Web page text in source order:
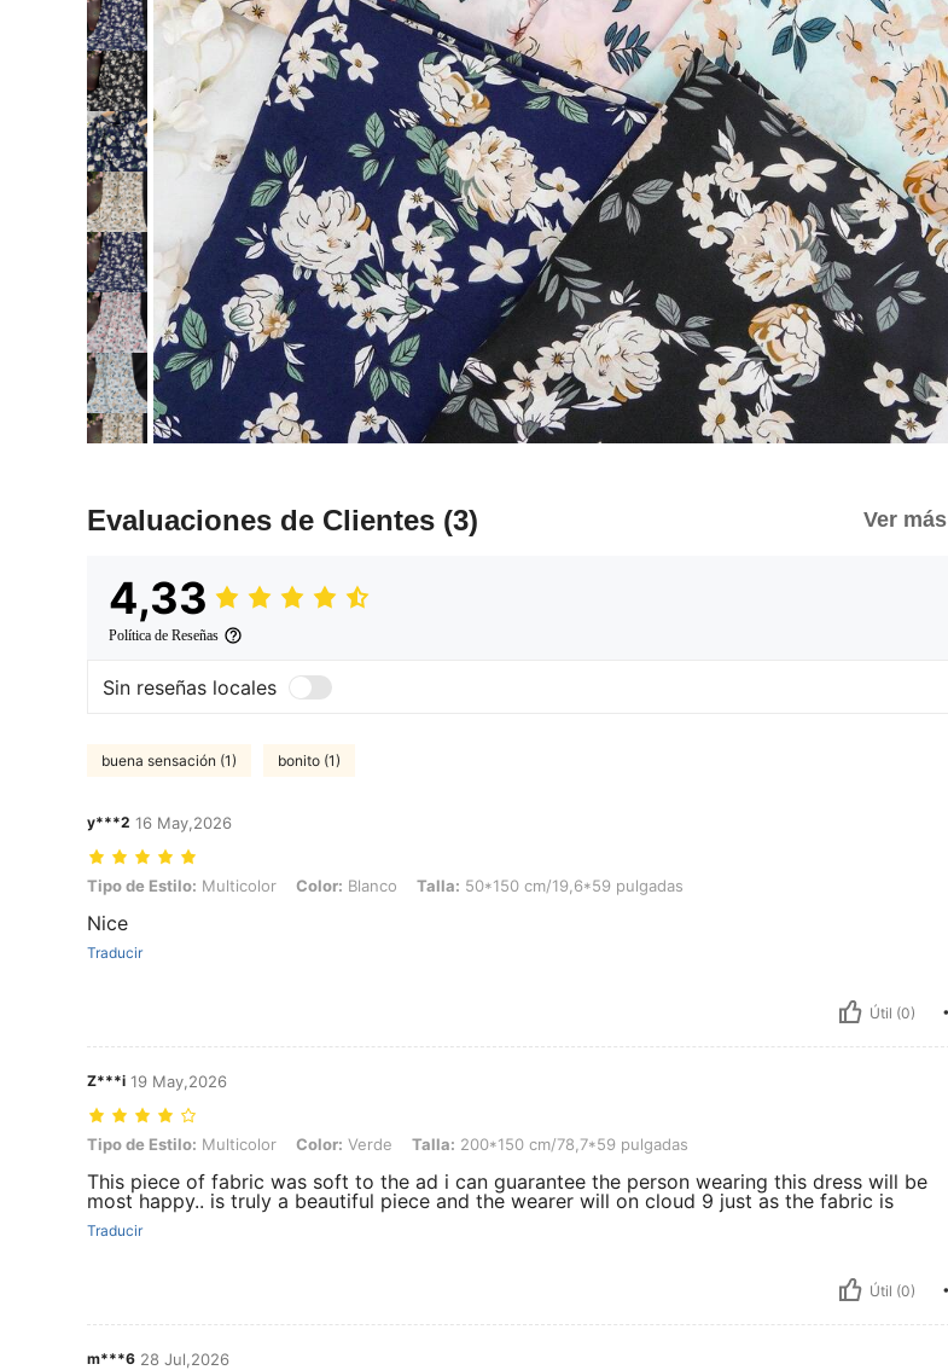
Evaluaciones de Clientes (3) Ver más
4,33
Política de Reseñas
Sin reseñas locales
buena sensación (1) bonito (1)
y***2 16 May,2026
Tipo de Estilo: Multicolor, Color: Blanco, Talla: 50*150 cm/19,6*59 pulgadas
Tipo de Estilo: Multicolor Color: Blanco Talla: 50*150 cm/19,6*59 pulgadas
Nice
Traducir
Útil (0)
Z***i 19 May,2026
Tipo de Estilo: Multicolor, Color: Verde, Talla: 200*150 cm/78,7*59 pulgadas
Tipo de Estilo: Multicolor Color: Verde Talla: 200*150 cm/78,7*59 pulgadas
This piece of fabric was soft to the ad i can guarantee the person wearing this dress will be
most happy.. is truly a beautiful piece and the wearer will on cloud 9 just as the fabric is
Traducir
Útil (0)
m***6 28 Jul,2026